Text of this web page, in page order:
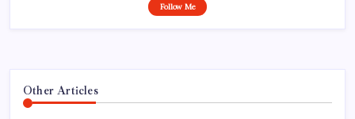
Follow Me
Other Articles